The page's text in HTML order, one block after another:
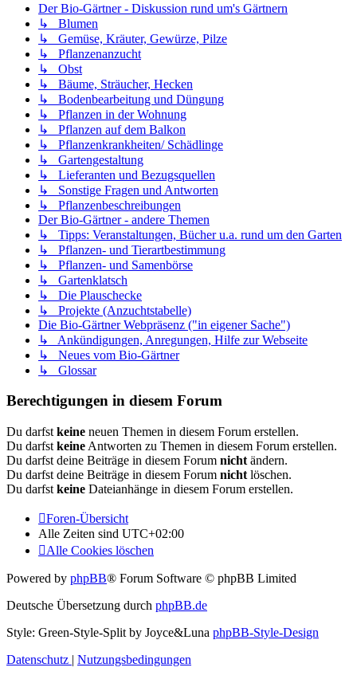
Der Bio-Gärtner - Diskussion rund um's Gärtnern
↳ Blumen
↳ Gemüse, Kräuter, Gewürze, Pilze
↳ Pflanzenanzucht
↳ Obst
↳ Bäume, Sträucher, Hecken
↳ Bodenbearbeitung und Düngung
↳ Pflanzen in der Wohnung
↳ Pflanzen auf dem Balkon
↳ Pflanzenkrankheiten/ Schädlinge
↳ Gartengestaltung
↳ Lieferanten und Bezugsquellen
↳ Sonstige Fragen und Antworten
↳ Pflanzenbeschreibungen
Der Bio-Gärtner - andere Themen
↳ Tipps: Veranstaltungen, Bücher u.a. rund um den Garten
↳ Pflanzen- und Tierartbestimmung
↳ Pflanzen- und Samenbörse
↳ Gartenklatsch
↳ Die Plauschecke
↳ Projekte (Anzuchtstabelle)
Die Bio-Gärtner Webpräsenz ("in eigener Sache")
↳ Ankündigungen, Anregungen, Hilfe zur Webseite
↳ Neues vom Bio-Gärtner
↳ Glossar
Berechtigungen in diesem Forum
Du darfst keine neuen Themen in diesem Forum erstellen.
Du darfst keine Antworten zu Themen in diesem Forum erstellen.
Du darfst deine Beiträge in diesem Forum nicht ändern.
Du darfst deine Beiträge in diesem Forum nicht löschen.
Du darfst keine Dateianhänge in diesem Forum erstellen.
Foren-Übersicht
Alle Zeiten sind UTC+02:00
Alle Cookies löschen
Powered by phpBB® Forum Software © phpBB Limited
Deutsche Übersetzung durch phpBB.de
Style: Green-Style-Split by Joyce&Luna phpBB-Style-Design
Datenschutz | Nutzungsbedingungen